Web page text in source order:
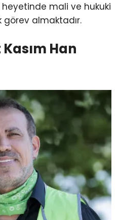
mali ve hukuki
almaktadır.
Han